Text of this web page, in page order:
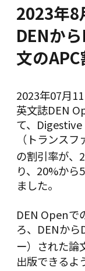
2023年07月
2023年8
DENか
文の
英文誌DEN
て、
（トランス
の割引率が、
り、20%から
ました。
DEN Openで
ろ、DENか
ー）された論
出版できるよ